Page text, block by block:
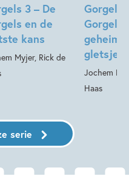
3 – De
en de
kans
Myjer, Rick de
Gorgels
Gorgels
geheim
gletsjer
Jochem
Haas
serie